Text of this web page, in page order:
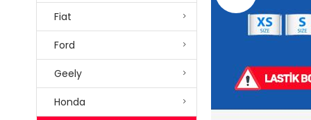
Fiat
Ford
Geely
Honda